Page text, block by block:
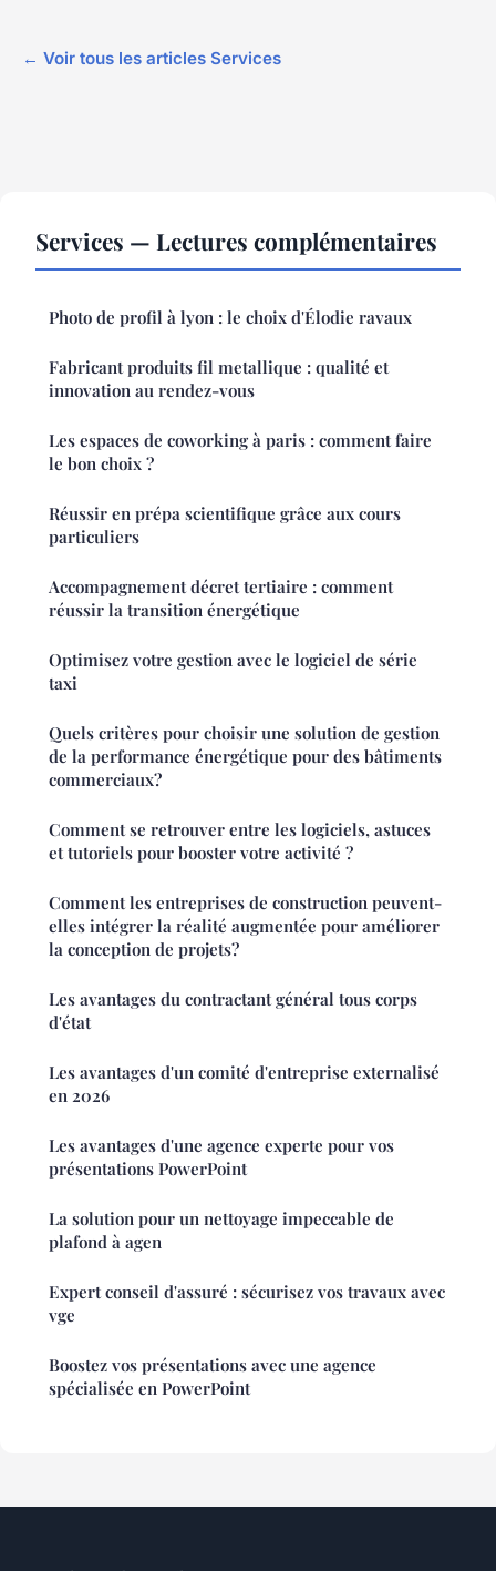
← Voir tous les articles Services
Services — Lectures complémentaires
Photo de profil à lyon : le choix d'Élodie ravaux
Fabricant produits fil metallique : qualité et
innovation au rendez-vous
Les espaces de coworking à paris : comment faire
le bon choix ?
Réussir en prépa scientifique grâce aux cours
particuliers
Accompagnement décret tertiaire : comment
réussir la transition énergétique
Optimisez votre gestion avec le logiciel de série
taxi
Quels critères pour choisir une solution de gestion
de la performance énergétique pour des bâtiments
commerciaux?
Comment se retrouver entre les logiciels, astuces
et tutoriels pour booster votre activité ?
Comment les entreprises de construction peuvent-
elles intégrer la réalité augmentée pour améliorer
la conception de projets?
Les avantages du contractant général tous corps
d'état
Les avantages d'un comité d'entreprise externalisé
en 2026
Les avantages d'une agence experte pour vos
présentations PowerPoint
La solution pour un nettoyage impeccable de
plafond à agen
Expert conseil d'assuré : sécurisez vos travaux avec
vge
Boostez vos présentations avec une agence
spécialisée en PowerPoint